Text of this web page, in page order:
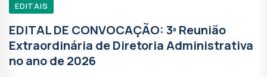
EDITAIS
EDITAL DE CONVOCAÇÃO: 3ª Reunião
Extraordinária de Diretoria Administrativa
no ano de 2026